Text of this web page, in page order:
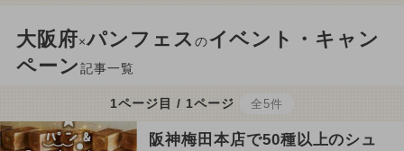
大阪府×パンフェス のイベント・キャン
ペーン記事一覧
1ページ目 / 1ページ 全5件
阪神梅田本店で50種以上のシュ